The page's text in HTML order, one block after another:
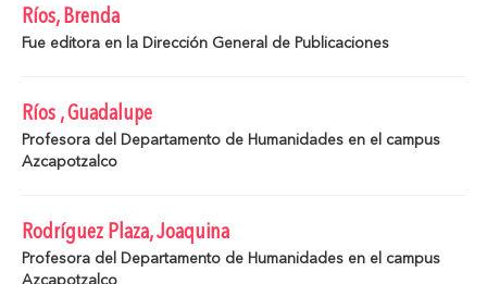
Ríos, Brenda
Fue editora en la Dirección General de Publicaciones
Ríos , Guadalupe
Profesora del Departamento de Humanidades en el campus
Azcapotzalco
Rodríguez Plaza, Joaquina
Profesora del Departamento de Humanidades en el campus